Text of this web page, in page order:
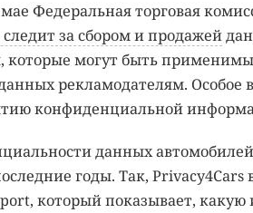
Федеральная торговая
за сбором и продажей
могут быть применимы
рекламодателям.
конфиденциальной
данных
годы. Так,
который показывает,